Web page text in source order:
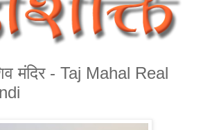
मंदिर - Taj Mahal Real